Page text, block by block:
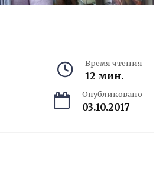
Время чтения
12 мин.
Опубликовано
03.10.2017